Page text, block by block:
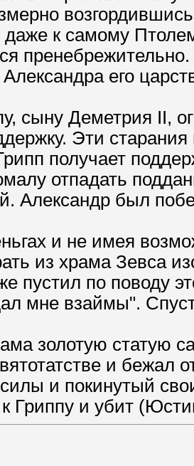
к самому
его
сыну Деметрия II,
Эти
получает
отпадать
Александр был
и не имея
из храма Зевса
пустил по поводу
мне взаймы".
золотую статую
и бежал
и покинутый
Гриппу и убит